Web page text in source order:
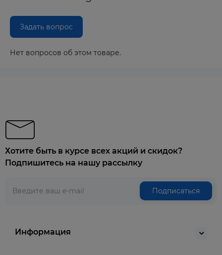
Задать вопрос
Нет вопросов об этом товаре.
Хотите быть в курсе всех акций и скидок?
Подпишитесь на нашу рассылку
Подписаться
Информация